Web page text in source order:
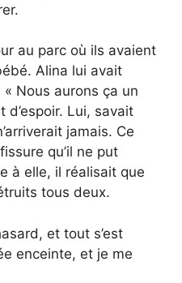
au parc où ils avaient
Alina lui avait
Nous aurons ça un
d’espoir. Lui, savait
jamais. Ce
qu’il ne put
à elle, il réalisait que
tous deux.
et tout s’est
enceinte, et je me